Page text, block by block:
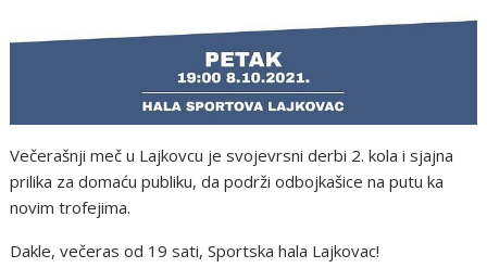
Večerašnji meč u Lajkovcu je svojevrsni derbi 2. kola i sjajna
prilika za domaću publiku, da podrži odbojkašice na putu ka
novim trofejima.
Dakle, večeras od 19 sati, Sportska hala Lajkovac!